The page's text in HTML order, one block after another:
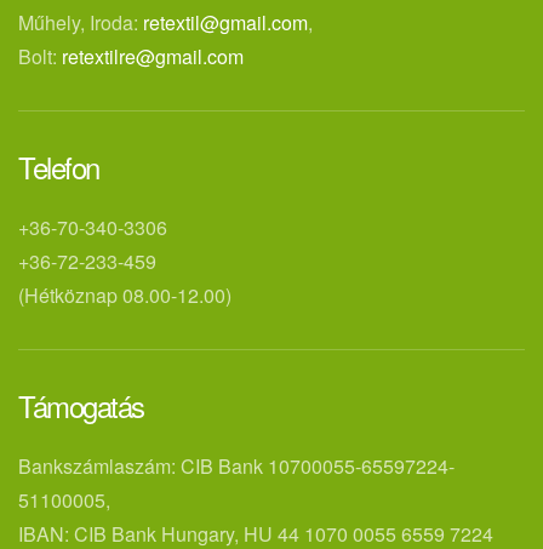
Műhely, Iroda: retextil@gmail.com,
Bolt: retextilre@gmail.com
Telefon
+36-70-340-3306
+36-72-233-459
(Hétköznap 08.00-12.00)
Támogatás
Bankszámlaszám: CIB Bank 10700055-65597224-
51100005,
IBAN: CIB Bank Hungary, HU 44 1070 0055 6559 7224